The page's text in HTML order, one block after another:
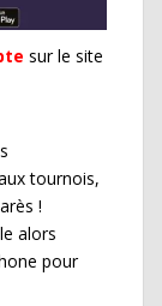
sur le site
tournois,
!
alors
pour